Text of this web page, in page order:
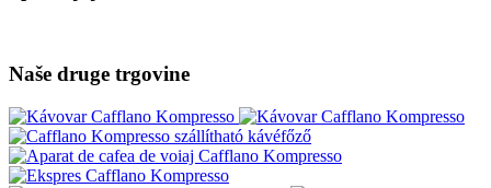
Naše druge trgovine